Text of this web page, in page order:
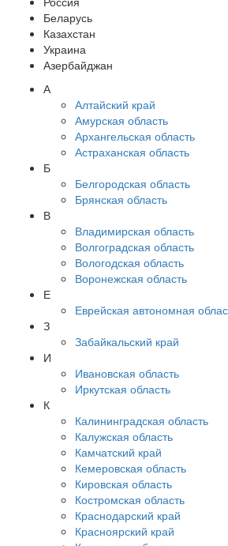
Беларусь
Казахстан
Украина
Азербайджан
А
Алтайский край
Амурская область
Архангельская область
Астраханская область
Б
Белгородская область
Брянская область
В
Владимирская область
Волгоградская область
Вологодская область
Воронежская область
Е
Еврейская автономная
З
Забайкальский край
И
Ивановская область
Иркутская область
К
Калининградская область
Калужская область
Камчатский край
Кемеровская область
Кировская область
Костромская область
Краснодарский край
Красноярский край